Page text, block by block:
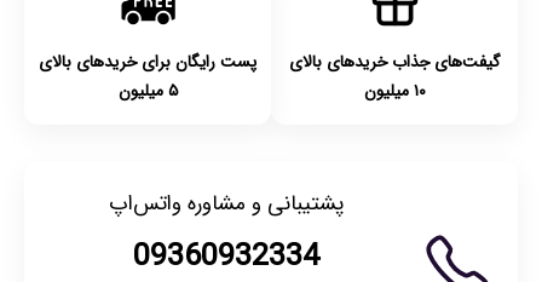
گیفت‌های جذاب خریدهای بالای
۱۰ میلیون
پست رایگان برای خریدهای بالای
۵ میلیون
پشتیبانی و مشاوره واتس‌اپ
09360932334